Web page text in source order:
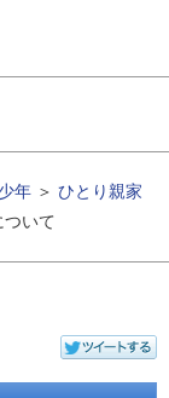
年 ＞ ひとり親家
いて